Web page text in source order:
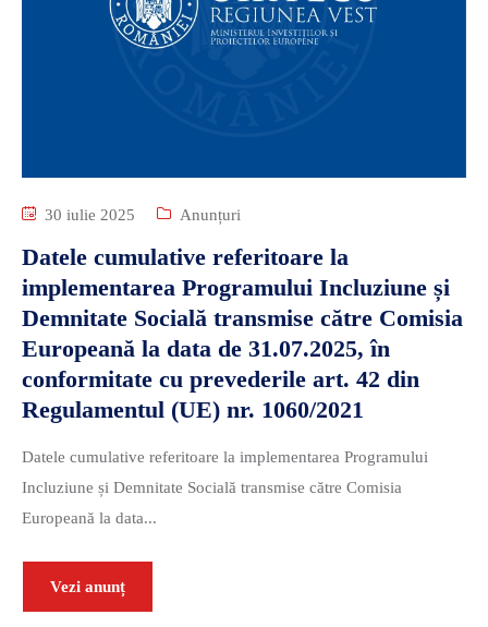
30 iulie 2025 Anunțuri
Datele cumulative referitoare la
implementarea Programului Incluziune și
Demnitate Socială transmise către Comisia
Europeană la data de 31.07.2025, în
conformitate cu prevederile art. 42 din
Regulamentul (UE) nr. 1060/2021
Datele cumulative referitoare la implementarea Programului
Incluziune și Demnitate Socială transmise către Comisia
Europeană la data...
Vezi anunț